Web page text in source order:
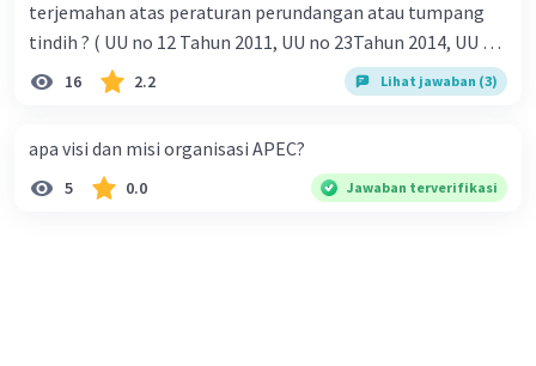
terjemahan atas peraturan perundangan atau tumpang
tindih ? ( UU no 12 Tahun 2011, UU no 23Tahun 2014, UU No
25 Tahun 2004 ) 3 . Tuliskan peraturan perundangan yg di
undangkan atas perintah TAP MPR NO I / MPR/ 2003
pasal18, pasal 22, pasal 23, Pasal 26 , Pasal 27,pasal ,pasal
28, pasal 29, pasal 30 ,pasal 31 dan pasal 33 )
16 2.2 Lihat jawaban (3)
apa visi dan misi organisasi APEC?
5 0.0 Jawaban terverifikasi